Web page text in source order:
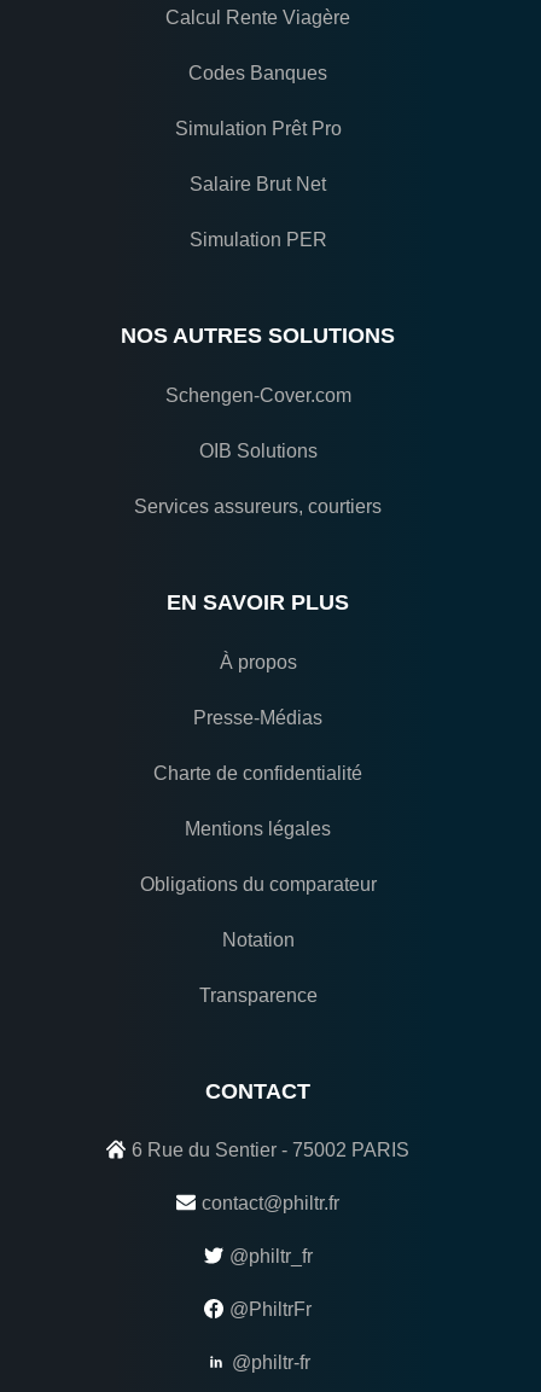
Calcul Rente Viagère
Codes Banques
Simulation Prêt Pro
Salaire Brut Net
Simulation PER
NOS AUTRES SOLUTIONS
Schengen-Cover.com
OIB Solutions
Services assureurs, courtiers
EN SAVOIR PLUS
À propos
Presse-Médias
Charte de confidentialité
Mentions légales
Obligations du comparateur
Notation
Transparence
CONTACT
6 Rue du Sentier - 75002 PARIS
contact@philtr.fr
@philtr_fr
@PhiltrFr
@philtr-fr